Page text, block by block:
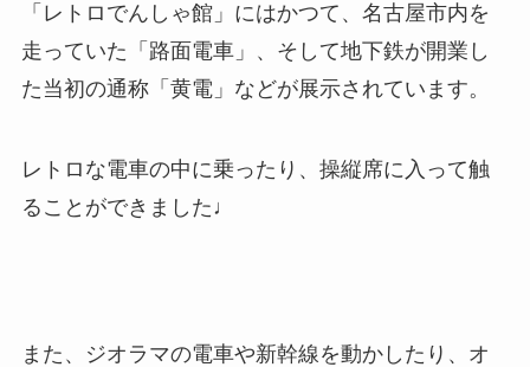
「レトロでんしゃ館」にはかつて、名古屋市内を
走っていた「路面電車」、そして地下鉄が開業し
た当初の通称「黄電」などが展示されています。
レトロな電車の中に乗ったり、操縦席に入って触
ることができました♩
また、ジオラマの電車や新幹線を動かしたり、オ